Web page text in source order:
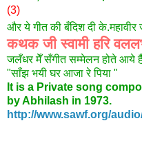
(3)
और ये गीत की बँदिश दी के.महावीर
कथक जी स्वामी हरि
जलँधर मेँ सँगीत सम्मेलन होते आये
"साँझ भयी घर आजा रे पिया "
It is a Private song
by Abhilash in 1973.
http://www.sawf.org/